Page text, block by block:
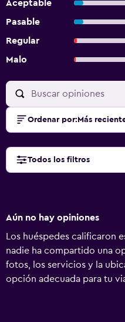
Aceptable
Pasable
Regular
Malo
Ordenar por: Más
Todos los filtros
Aún no hay opiniones
Los huéspedes calificaron
nadie ha compartido una
fotos, los servicios y la
opción adecuada para tu